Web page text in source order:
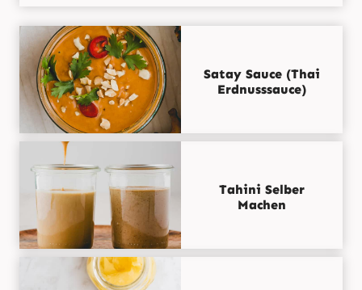
Satay Sauce (Thai
Erdnusssauce)
Tahini Selber
Machen